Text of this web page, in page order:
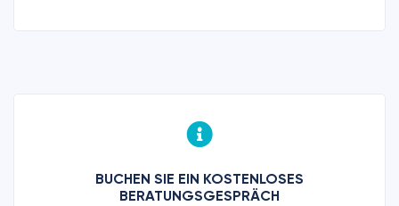
BUCHEN SIE EIN KOSTENLOSES
BERATUNGSGESPRÄCH